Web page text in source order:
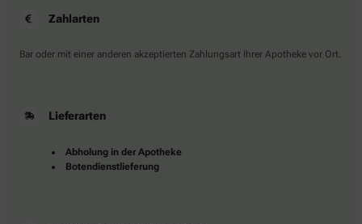
Zahlarten
Bar oder mit einer anderen akzeptierten Zahlungsart Ihrer Apotheke vor Ort.
Lieferarten
Abholung in der Apotheke
Botendienstlieferung